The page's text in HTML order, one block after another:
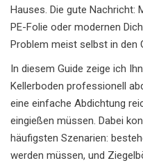
Hauses. Die gute Nachricht:
PE-Folie oder modernen
Problem meist selbst in den
In diesem Guide zeige ich
Kellerboden professionell
eine einfache Abdichtung
eingießen müssen. Dabei
häufigsten Szenarien:
werden müssen, und